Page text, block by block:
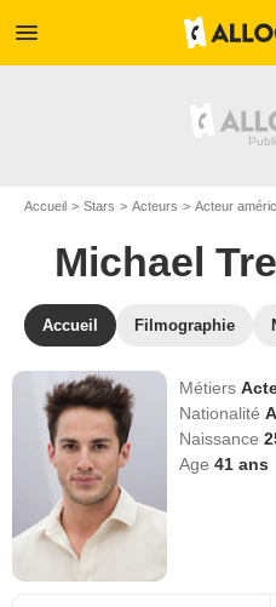
menu
Accueil Stars Acteurs Acteur
Michael
Accueil Filmographie
Métiers
Nationalité
Naissance
Age41 ans